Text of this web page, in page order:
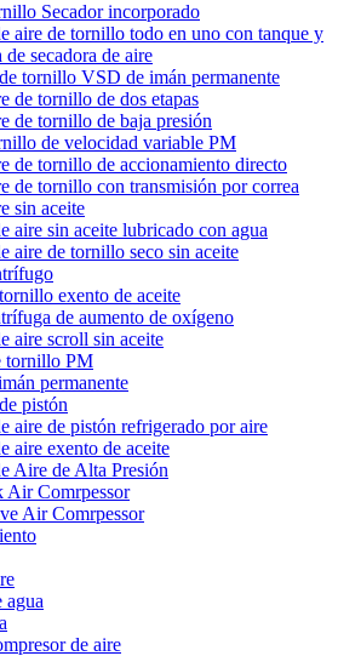
Secador incorporado
aire de tornillo todo en uno con tanque y
secadora de aire
tornillo VSD de imán permanente
de tornillo de dos etapas
de tornillo de baja presión
de velocidad variable PM
de tornillo de accionamiento directo
de tornillo con transmisión por correa
sin aceite
aire sin aceite lubricado con agua
aire de tornillo seco sin aceite
exento de aceite
de aumento de oxígeno
aire scroll sin aceite
tornillo PM
permanente
pistón
aire de pistón refrigerado por aire
aire exento de aceite
Aire de Alta Presión
Air Comrpessor
Air Comrpessor
agua
de aire